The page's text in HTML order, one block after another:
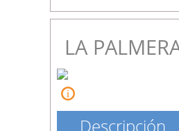
LA
Descripción